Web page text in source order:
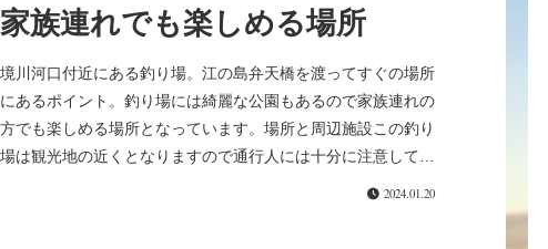
家族連れでも楽しめる場所
境川河口付近にある釣り場。江の島弁天橋を渡ってすぐの場所
にあるポイント。釣り場には綺麗な公園もあるので家族連れの
方でも楽しめる場所となっています。場所と周辺施設この釣り
場は観光地の近くとなりますので通行人には十分に注意してく
2024.01.20